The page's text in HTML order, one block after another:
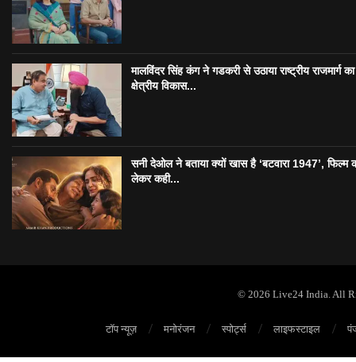
मालविंदर सिंह कंग ने गडकरी से उठाया राष्ट्रीय राजमार्ग का
क्षेत्रीय विकास...
सनी देओल ने बताया क्यों खास है ‘बटवारा 1947’, फिल्म
लेकर कही...
© 2026 Live24 India. All
टॉप न्यूज़ मनोरंजन स्पोर्ट्स लाइफस्टाइल